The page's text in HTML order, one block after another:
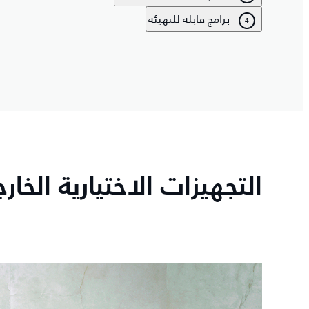
4 برامج قابلة للتهيئة
التجهيزات الاختيارية